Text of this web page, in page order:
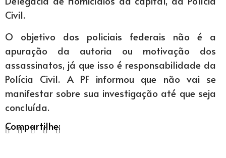
Civil.
O objetivo dos policiais federais não é a
apuração da autoria ou motivação dos
assassinatos, já que isso é responsabilidade da
Polícia Civil. A PF informou que não vai se
manifestar sobre sua investigação até que seja
concluída.
Compartilhe: